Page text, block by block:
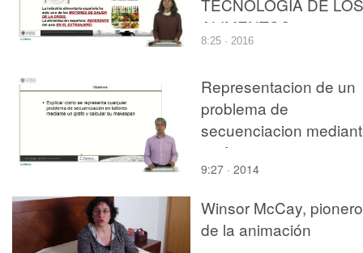
ALIMENTOS
8:25 · 2016
Representacion de un
problema de
secuenciacion
grafos
9:27 · 2014
Winsor McCay, pionero
de la animación